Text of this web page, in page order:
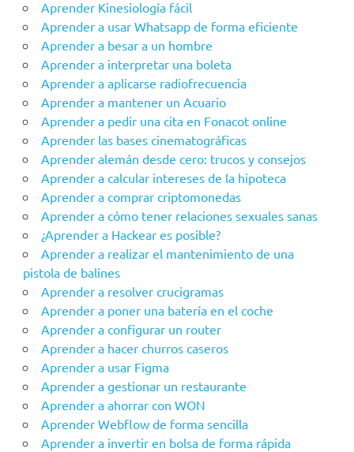
Aprender Kinesiología fácil
Aprender a usar Whatsapp de forma eficiente
Aprender a besar a un hombre
Aprender a interpretar una boleta
Aprender a aplicarse radiofrecuencia
Aprender a mantener un Acuario
Aprender a pedir una cita en Fonacot online
Aprender las bases cinematográficas
Aprender alemán desde cero: trucos y consejos
Aprender a calcular intereses de la hipoteca
Aprender a comprar criptomonedas
Aprender a cómo tener relaciones sexuales sanas
¿Aprender a Hackear es posible?
Aprender a realizar el mantenimiento de una
pistola de balines
Aprender a resolver crucigramas
Aprender a poner una batería en el coche
Aprender a configurar un router
Aprender a hacer churros caseros
Aprender a usar Figma
Aprender a gestionar un restaurante
Aprender a ahorrar con WON
Aprender Webflow de forma sencilla
Aprender a invertir en bolsa de forma rápida